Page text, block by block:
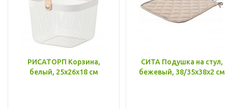
РИСАТОРП Корзина,
белый, 25x26x18 см
СИТА Подушка на стул,
бежевый, 38/35x38x2 см